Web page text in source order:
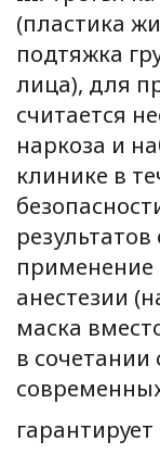
(пластика
подтяжка
лица), для
считается
наркоза и
клинике в
анестезии
маска
в сочетании